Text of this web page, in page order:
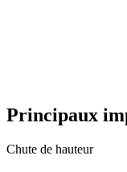
Principaux
Chute de hauteur